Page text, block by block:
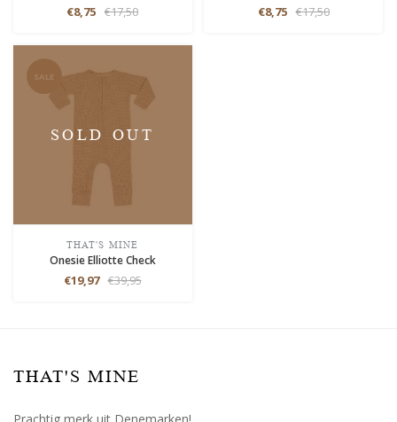
€8,75 €17,50 €8,75 €17,50
SALE
SOLD OUT
THAT'S MINE
Onesie Elliotte Check
€19,97 €39,95
THAT'S MINE